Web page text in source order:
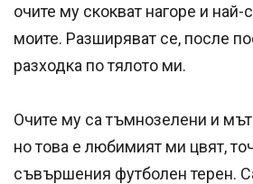
очите му скокват нагоре и
моите. Разширяват се, после
разходка по тялото ми.
Очите му са тъмнозелени и
но това е любимият ми цвят,
съвършения футболен терен.